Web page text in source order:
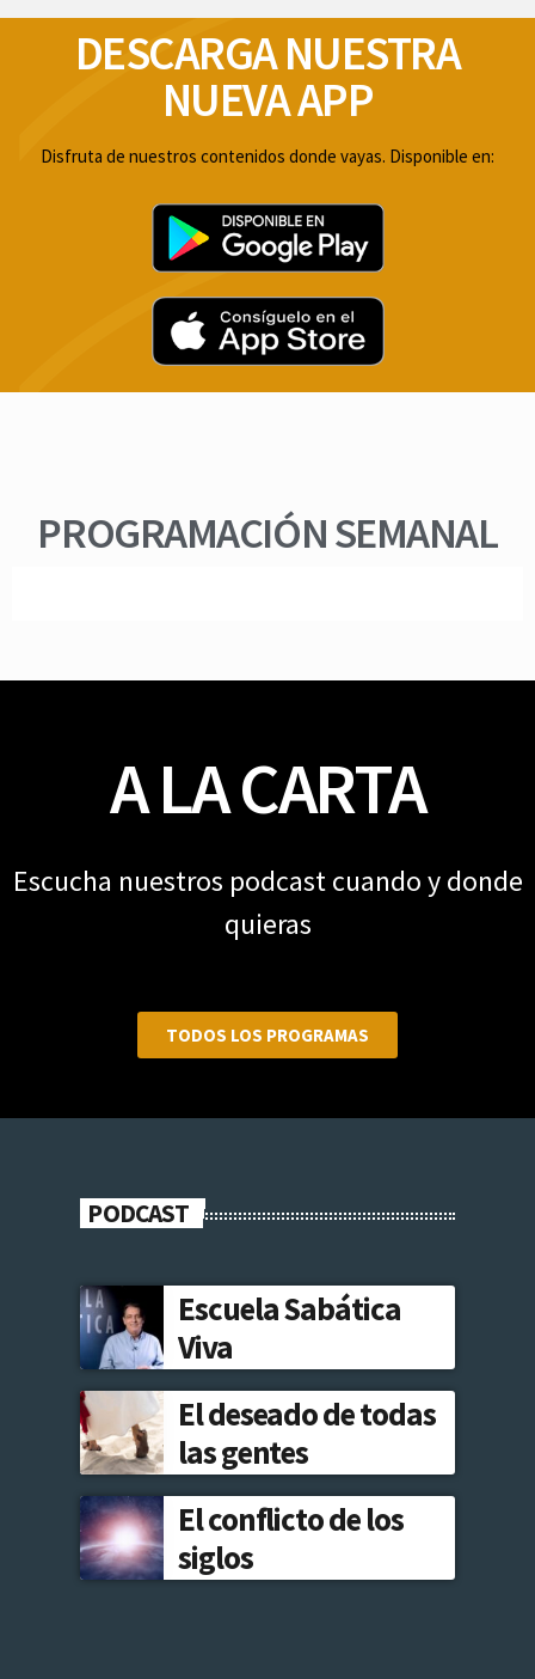
DESCARGA NUESTRA
NUEVAAPP
Disfruta de nuestros contenidos donde vayas. Disponible en:
PROGRAMACIÓN SEMANAL
A LA CARTA
Escucha nuestros podcast cuando y donde
quieras
TODOS LOS PROGRAMAS
PODCAST
Escuela Sabática
Viva
El deseado de todas
las gentes
El conflicto de los
siglos